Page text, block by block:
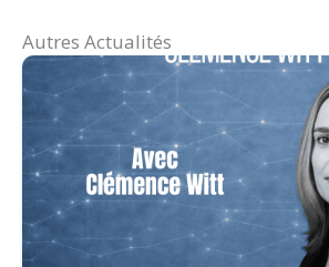
Autres Actualités